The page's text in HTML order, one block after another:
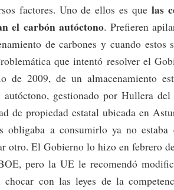
factores. Uno de ellos es que las
el carbón autóctono. Prefieren
de carbones y cuando estos
que intentó resolver el
de 2009, de un almacenamiento
autóctono, gestionado por Hullera
de propiedad estatal ubicada en
obligaba a consumirlo ya no
otro. El Gobierno lo hizo en febrero
pero la UE le recomendó
chocar con las leyes de la